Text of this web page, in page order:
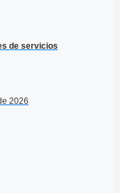
de servicios
2026